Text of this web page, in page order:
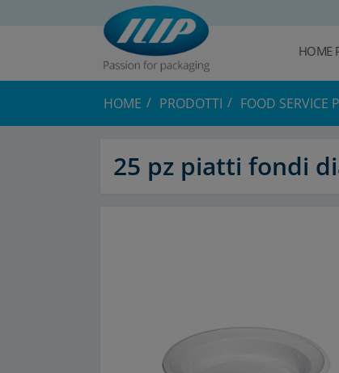
HOME
HOME PRODOTTI FOOD SERVICE
25 pz piatti fondi